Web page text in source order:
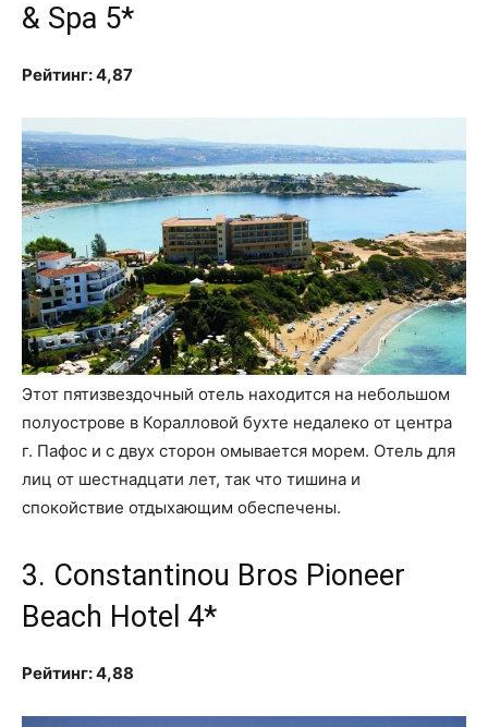
& Spa 5*
Рейтинг: 4,87
Этот пятизвездочный отель находится на небольшом
полуострове в Коралловой бухте недалеко от центра
г. Пафос и с двух сторон омывается морем. Отель для
лиц от шестнадцати лет, так что тишина и
спокойствие отдыхающим обеспечены.
3. Constantinou Bros Pioneer
Beach Hotel 4*
Рейтинг: 4,88